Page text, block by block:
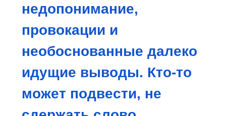
недопонимание,
провокации и
необоснованные далеко
идущие выводы. Кто-то
может подвести, не